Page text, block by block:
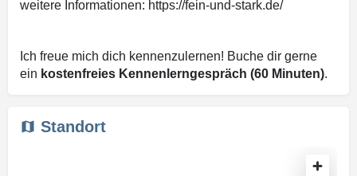
weitere Informationen: https://fein-und-stark.de/
Ich freue mich dich kennenzulernen! Buche dir gerne
ein kostenfreies Kennenlerngespräch (60 Minuten).
Standort